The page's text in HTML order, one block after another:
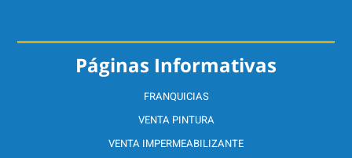
Páginas Informativas
FRANQUICIAS
VENTA PINTURA
VENTA IMPERMEABILIZANTE